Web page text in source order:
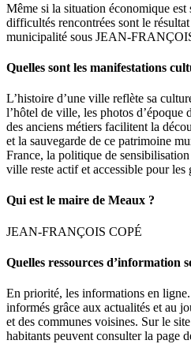
Même si la situation économique
difficultés rencontrées sont le
municipalité sous JEAN-
Quelles sont les manifestations
L’histoire d’une ville reflète sa
l’hôtel de ville, les photos d’époque
des anciens métiers facilitent la
et la sauvegarde de ce patrimoine
France, la politique de
ville reste actif et accessible pour les
Qui est le maire de Meaux ?
JEAN-FRANÇOIS COPÉ
Quelles ressources d’information
En priorité, les informations en
informés grâce aux actualités et au
et des communes voisines. Sur le
habitants peuvent consulter la page